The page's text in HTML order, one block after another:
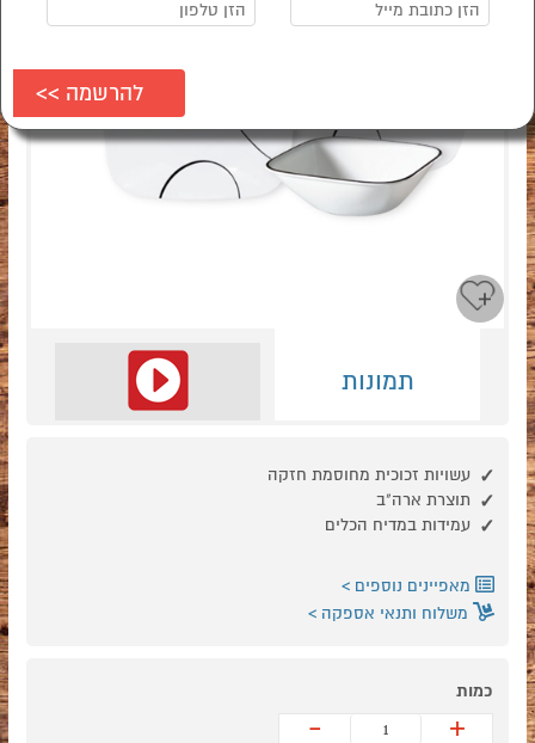
תמונות
עשויות זכוכית מחוסמת חזקה
תוצרת ארה"ב
עמידות במדיח הכלים
מאפיינים נוספים
משלוח ותנאי אספקה
כמות
+
-